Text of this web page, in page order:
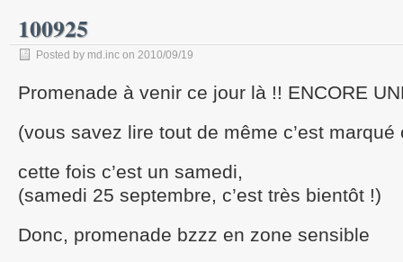
100925
Posted by md.inc on 2010/09/19
Promenade à venir ce jour là !! ENCORE
(vous savez lire tout de même c’est marqué
cette fois c’est un samedi,
(samedi 25 septembre, c’est très bientôt !)
Donc, promenade bzzz en zone sensible